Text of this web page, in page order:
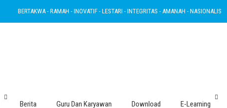
BERTAKWA - RAMAH - INOVATIF - LESTARI - INTEGRITAS - AMANAH - NASIONALIS
Berita Guru Dan Karyawan Download E-Learning